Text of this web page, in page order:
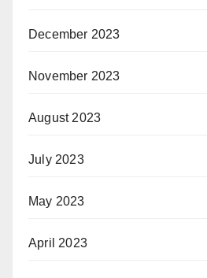
December 2023
November 2023
August 2023
July 2023
May 2023
April 2023